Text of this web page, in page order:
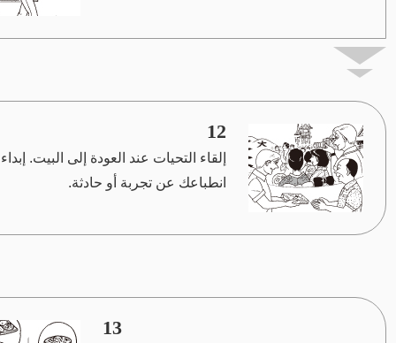
12
إلقاء التحيات عند العودة إلى البيت. إبداء
انطباعك عن تجربة أو حادثة.
13